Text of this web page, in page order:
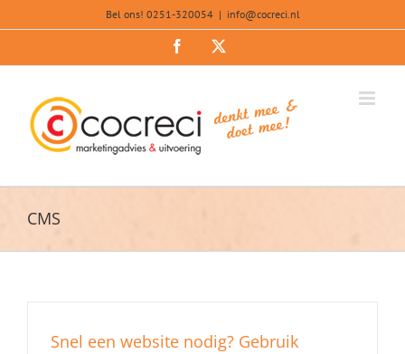
naar
Bel ons! 0251-320054 | info@cocreci.nl
Facebook
CMS
Snel een website nodig? Gebruik